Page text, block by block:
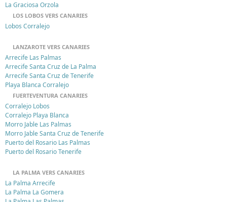
La Graciosa Orzola
LOS LOBOS VERS CANARIES
Lobos Corralejo
LANZAROTE VERS CANARIES
Arrecife Las Palmas
Arrecife Santa Cruz de La Palma
Arrecife Santa Cruz de Tenerife
Playa Blanca Corralejo
FUERTEVENTURA CANARIES
Corralejo Lobos
Corralejo Playa Blanca
Morro Jable Las Palmas
Morro Jable Santa Cruz de Tenerife
Puerto del Rosario Las Palmas
Puerto del Rosario Tenerife
LA PALMA VERS CANARIES
La Palma Arrecife
La Palma La Gomera